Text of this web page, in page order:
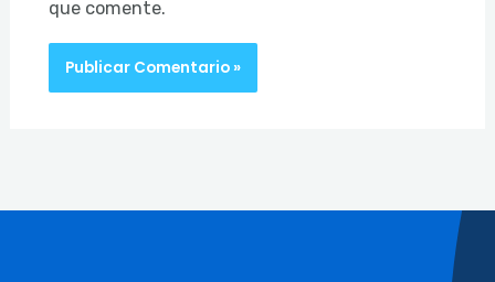
que comente.